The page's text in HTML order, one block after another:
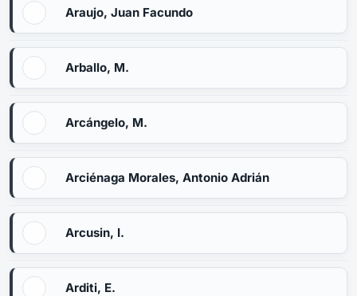
Araujo, Juan Facundo
Arballo, M.
Arcángelo, M.
Arciénaga Morales, Antonio Adrián
Arcusin, I.
Arditi, E.